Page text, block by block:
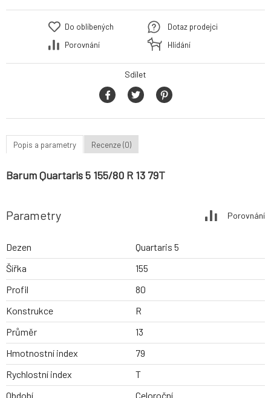
Do oblíbených
Porovnání
Dotaz prodejci
Hlídání
Sdílet
Popis a parametry Recenze (0)
Barum Quartaris 5 155/80 R 13 79T
Parametry Porovnání
Dezen
Quartaris 5
Šířka
155
Profil
80
Konstrukce
R
Průměr
13
Hmotnostní index
79
Rychlostní index
T
Období
Celoroční